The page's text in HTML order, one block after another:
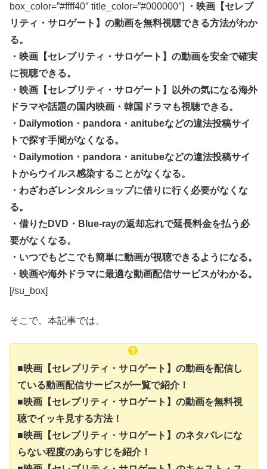
box_color=”#ffff40″ title_color=”#000000″]
・映画【セレブ
リティ・サロゲート】の動画を無料視聴できる方法がわか
る。
・映画【セレブリティ・サロゲート】の動画を安全で確実
に視聴できる。
・映画【セレブリティ・サロゲート】以外の気になる海外
ドラマや話題の国内映画・韓国ドラマも視聴できる。
・Dailymotion・pandora・anitubeなどの違法投稿サイ
トで探す手間がなくなる。
・Dailymotion・pandora・anitubeなどの違法投稿サイ
トからウイルス感染することがなくなる。
・わざわざレンタルショップに借りに行く必要がなくな
る。
・借りたDVD・Blue-rayの返却忘れで延長料金を払う必
要がなくなる。
・いつでもどこでも簡単に動画が視聴できるようになる。
・映画や海外ドラマに最適な動画配信サービスがわかる。
[/su_box]
そこで、本記事では、
■映画【セレブリティ・サロゲート】の動画を配信し
ている動画配信サービスが一覧で紹介！
■映画【セレブリティ・サロゲート】の動画を無料視
聴でイッキ見する方法！
■映画【セレブリティ・サロゲート】のネタバレにな
らない程度のあらすじを紹介！